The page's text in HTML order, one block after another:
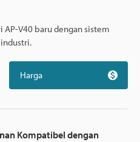
AP-V40 baru dengan sistem
Harga
Kompatibel dengan